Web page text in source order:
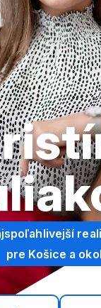
pre Košice a
- Kristína